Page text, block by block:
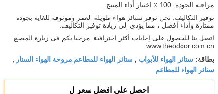
مراقبة الجودة: 100 ٪ اختبار أداء المنتج.
توفير التكاليف: نحن نوفر ستائر هواء طويلة العمر وموثوقة للغاية بجودة
ممتازة وأداء أفضل ، مما يؤدي إلى زيادة توفير التكاليف.
اتصل بنا للحصول على إجابات أكثر احترافية. مرحبا بكم فى زيارة المصنع.
www.theodoor.com.cn
بطاقة: ستائر الهواء للأبواب , ستائر الهواء للمطاعم,مروحة الهواء الستار ,
ستائر الهواء للمطاعم
احصل على افضل سعر ل